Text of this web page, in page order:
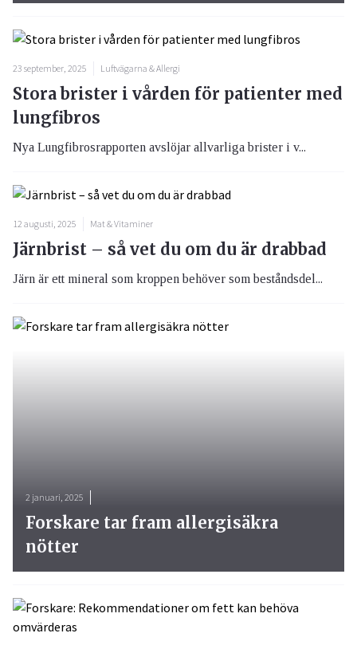
23 september, 2025 Luftvägarna & Allergi
Stora brister i vården för patienter med
lungfibros
Nya Lungfibrosrapporten avslöjar allvarliga brister i v...
12 augusti, 2025 Mat & Vitaminer
Järnbrist – så vet du om du är drabbad
Järn är ett mineral som kroppen behöver som beståndsdel...
2 januari, 2025
Forskare tar fram allergisäkra
nötter